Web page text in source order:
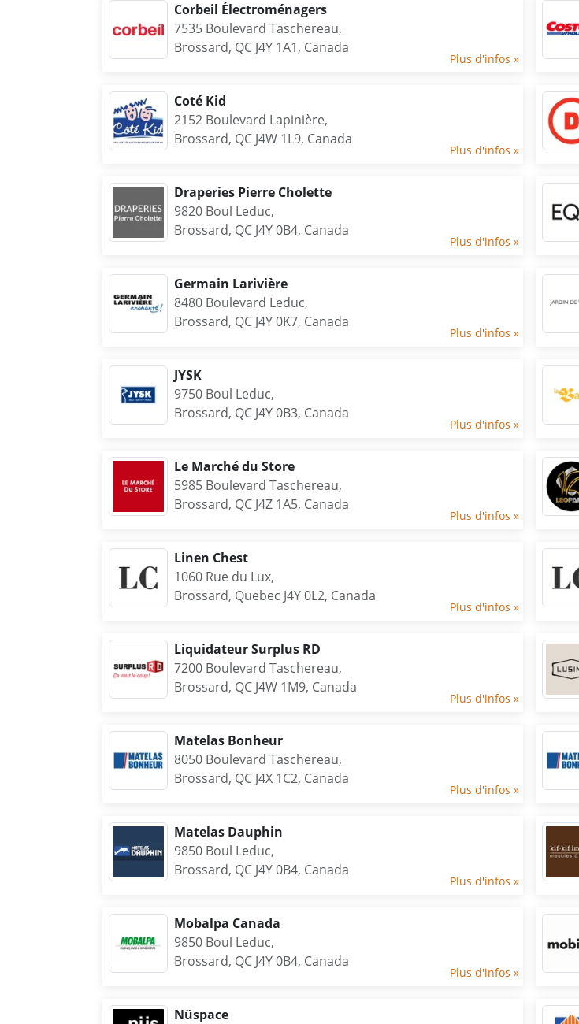
Corbeil Électroménagers
7535 Boulevard Taschereau,
Brossard, QC J4Y 1A1, Canada
Plus d'infos »
Coté Kid
2152 Boulevard Lapinière,
Brossard, QC J4W 1L9, Canada
Plus d'infos »
Draperies Pierre Cholette
9820 Boul Leduc,
Brossard, QC J4Y 0B4, Canada
Plus d'infos »
Germain Larivière
8480 Boulevard Leduc,
Brossard, QC J4Y 0K7, Canada
Plus d'infos »
JYSK
9750 Boul Leduc,
Brossard, QC J4Y 0B3, Canada
Plus d'infos »
Le Marché du Store
5985 Boulevard Taschereau,
Brossard, QC J4Z 1A5, Canada
Plus d'infos »
Linen Chest
1060 Rue du Lux,
Brossard, Quebec J4Y 0L2, Canada
Plus d'infos »
Liquidateur Surplus RD
7200 Boulevard Taschereau,
Brossard, QC J4W 1M9, Canada
Plus d'infos »
Matelas Bonheur
8050 Boulevard Taschereau,
Brossard, QC J4X 1C2, Canada
Plus d'infos »
Matelas Dauphin
9850 Boul Leduc,
Brossard, QC J4Y 0B4, Canada
Plus d'infos »
Mobalpa Canada
9850 Boul Leduc,
Brossard, QC J4Y 0B4, Canada
Plus d'infos »
Nüspace